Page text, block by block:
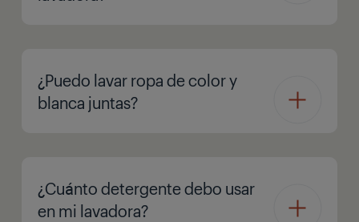
¿Puedo lavar ropa de color y
blanca juntas?
¿Cuánto detergente debo usar
en mi lavadora?